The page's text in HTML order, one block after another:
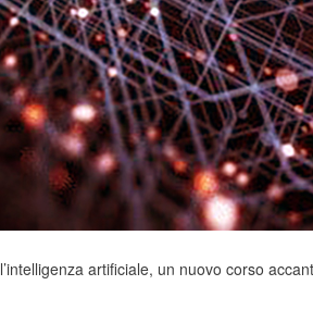
artificiale, un nuovo corso